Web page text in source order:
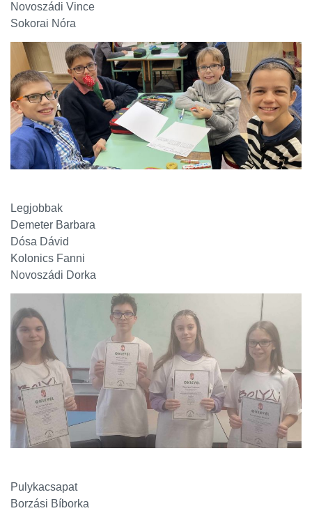
Novoszádi Vince
Sokorai Nóra
Legjobbak
Demeter Barbara
Dósa Dávid
Kolonics Fanni
Novoszádi Dorka
Pulykacsapat
Borzási Bíborka